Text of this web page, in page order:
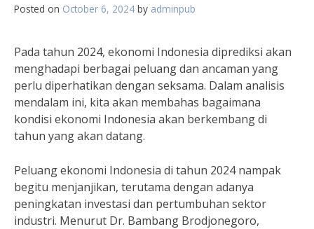
Posted on October 6, 2024 by adminpub
Pada tahun 2024, ekonomi Indonesia diprediksi akan
menghadapi berbagai peluang dan ancaman yang
perlu diperhatikan dengan seksama. Dalam analisis
mendalam ini, kita akan membahas bagaimana
kondisi ekonomi Indonesia akan berkembang di
tahun yang akan datang.
Peluang ekonomi Indonesia di tahun 2024 nampak
begitu menjanjikan, terutama dengan adanya
peningkatan investasi dan pertumbuhan sektor
industri. Menurut Dr. Bambang Brodjonegoro,